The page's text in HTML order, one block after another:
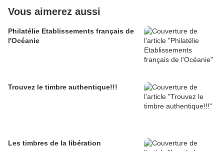
Vous aimerez aussi
Philatélie Etablissements français de
l'Océanie
Trouvez le timbre authentique!!!
Les timbres de la libération